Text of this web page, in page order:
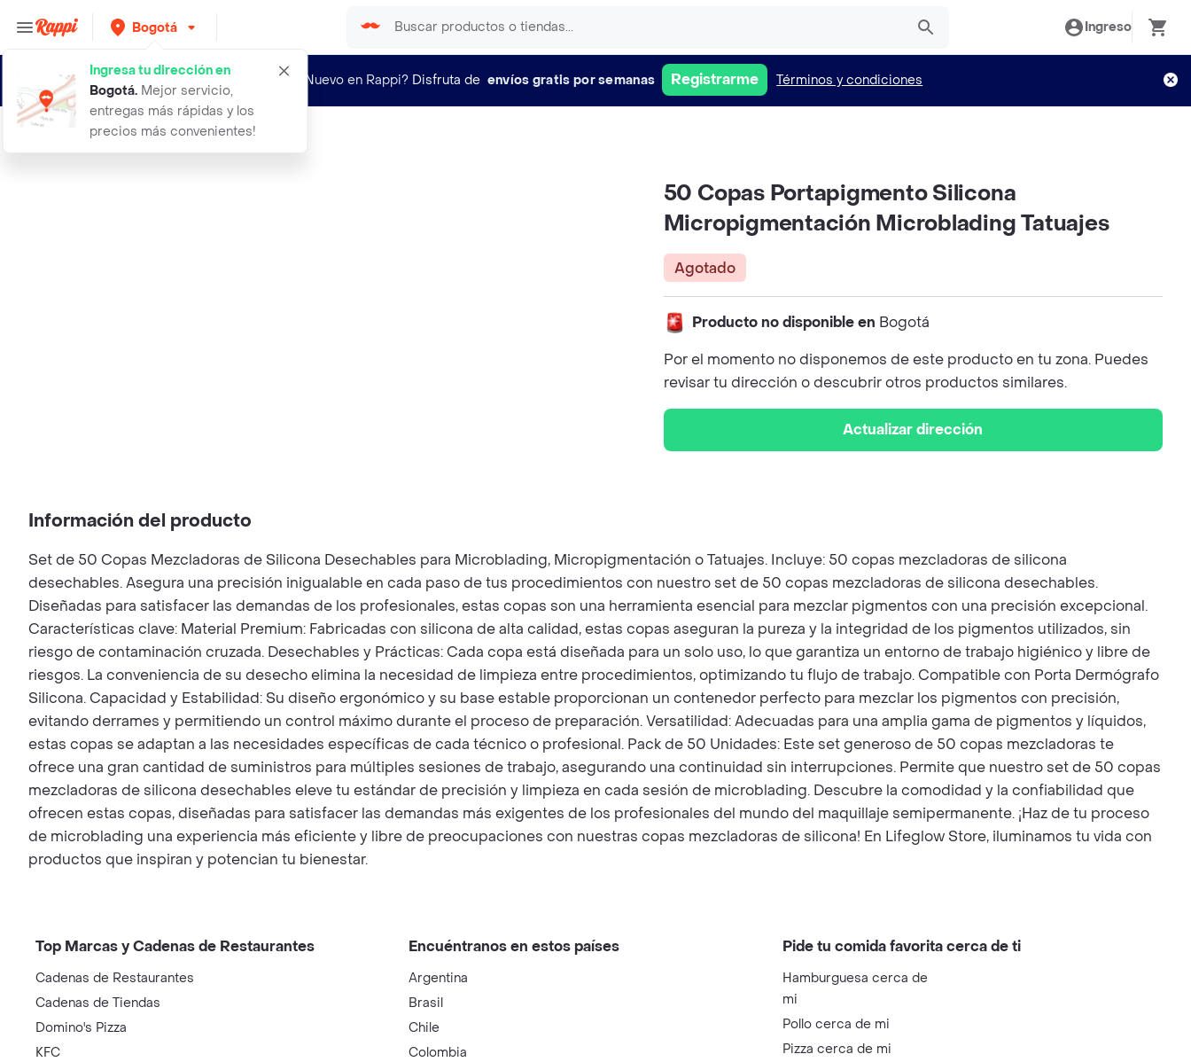
Bogotá
Ingresa tu dirección en
Bogotá. Mejor servicio,
entregas más rápidas y los
precios más convenientes!
Ingreso
¿Nuevo en Rappi? Disfruta de envíos gratis por semanas Registrarme Términos y condiciones
50 copas portapigmento silicona mic
50 Copas Portapigmento Silicona
Micropigmentación Microblading Tatuajes
Agotado
Producto no disponible en Bogotá
Por el momento no disponemos de este producto en tu zona. Puedes
revisar tu dirección o descubrir otros productos similares.
Actualizar dirección
Información del producto
Set de 50 Copas Mezcladoras de Silicona Desechables para Microblading, Micropigmentación o Tatuajes. Incluye: 50 copas mezcladoras de silicona
desechables. Asegura una precisión inigualable en cada paso de tus procedimientos con nuestro set de 50 copas mezcladoras de silicona desechables.
Diseñadas para satisfacer las demandas de los profesionales, estas copas son una herramienta esencial para mezclar pigmentos con una precisión excepcional.
Características clave: Material Premium: Fabricadas con silicona de alta calidad, estas copas aseguran la pureza y la integridad de los pigmentos utilizados, sin
riesgo de contaminación cruzada. Desechables y Prácticas: Cada copa está diseñada para un solo uso, lo que garantiza un entorno de trabajo higiénico y libre de
riesgos. La conveniencia de su desecho elimina la necesidad de limpieza entre procedimientos, optimizando tu flujo de trabajo. Compatible con Porta Dermógrafo
Silicona. Capacidad y Estabilidad: Su diseño ergonómico y su base estable proporcionan un contenedor perfecto para mezclar los pigmentos con precisión,
evitando derrames y permitiendo un control máximo durante el proceso de preparación. Versatilidad: Adecuadas para una amplia gama de pigmentos y líquidos,
estas copas se adaptan a las necesidades específicas de cada técnico o profesional. Pack de 50 Unidades: Este set generoso de 50 copas mezcladoras te
ofrece una gran cantidad de suministros para múltiples sesiones de trabajo, asegurando una continuidad sin interrupciones. Permite que nuestro set de 50 copas
mezcladoras de silicona desechables eleve tu estándar de precisión y limpieza en cada sesión de microblading. Descubre la comodidad y la confiabilidad que
ofrecen estas copas, diseñadas para satisfacer las demandas más exigentes de los profesionales del mundo del maquillaje semipermanente. ¡Haz de tu proceso
de microblading una experiencia más eficiente y libre de preocupaciones con nuestras copas mezcladoras de silicona! En Lifeglow Store, iluminamos tu vida con
productos que inspiran y potencian tu bienestar.
Top Marcas y Cadenas de Restaurantes
Cadenas de Restaurantes
Cadenas de Tiendas
Domino's Pizza
KFC
Encuéntranos en estos países
Argentina
Brasil
Chile
Colombia
Pide tu comida favorita cerca de ti
Hamburguesa cerca de
mi
Pollo cerca de mi
Pizza cerca de mi